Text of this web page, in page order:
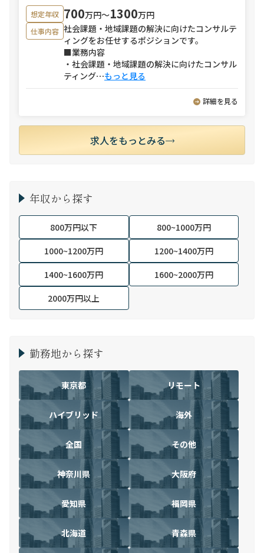
想定年収 700万円〜1300万円
仕事内容 社会課題・地域課題の解決に向けたコンサルテ
ィングをお任せするポジションです。
■業務内容
・社会課題・地域課題の解決に向けたコンサル
ティング⋯もっと見る
詳細を見る
求人をもっとみる
年収から探す
800万円以下
800~1000万円
1000~1200万円
1200~1400万円
1400~1600万円
1600~2000万円
2000万円以上
勤務地から探す
東京都 リモート
ハイブリッド 海外
全国 その他
神奈川県 大阪府
愛知県 福岡県
北海道 青森県